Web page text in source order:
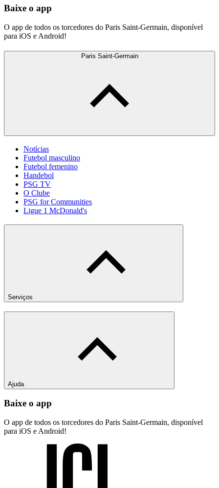
Baixe o app
O app de todos os torcedores do Paris Saint-Germain, disponível
para iOS e Android!
Paris Saint-Germain
Notícias
Futebol masculino
Futebol femenino
Handebol
PSG TV
O Clube
PSG for Communities
Ligue 1 McDonald's
Serviços
Ajuda
Baixe o app
O app de todos os torcedores do Paris Saint-Germain, disponível
para iOS e Android!